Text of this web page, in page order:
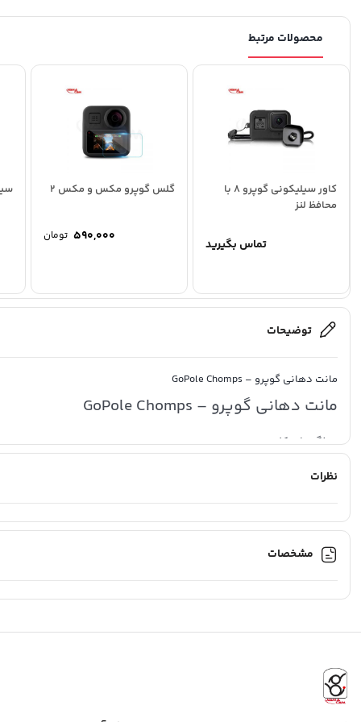
محصولات مرتبط
کاور سیلیکونی گوپرو 8 با
محافظ لنز
تماس بگیرید
گلس گوپرو مکس و مکس 2
590,000 تومان
توضیحات
مانت دهانی گوپرو – GoPole Chomps
مانت دهانی گوپرو – GoPole Chomps
ویژگیهای کلیدی
GoPole Chomps Mouth دارای دریچه‌های دو طرفه برای تنفس است.
پدهای گزش سیلیکونی مانت دهانی بدون لغزش آن را متمایز
نظرات
مشخصات